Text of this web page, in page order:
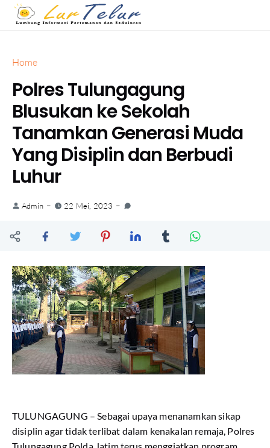
Home
Polres Tulungagung
Blusukan ke Sekolah
Tanamkan Generasi Muda
Yang Disiplin dan Berbudi
Luhur
Admin 22 Mei, 2023
TULUNGAGUNG – Sebagai upaya menanamkan sikap
disiplin agar tidak terlibat dalam kenakalan remaja, Polres